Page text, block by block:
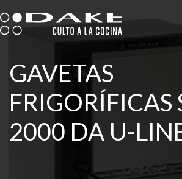
to
content
GAVETAS
FRIGORÍFICAS
2000 DA U-